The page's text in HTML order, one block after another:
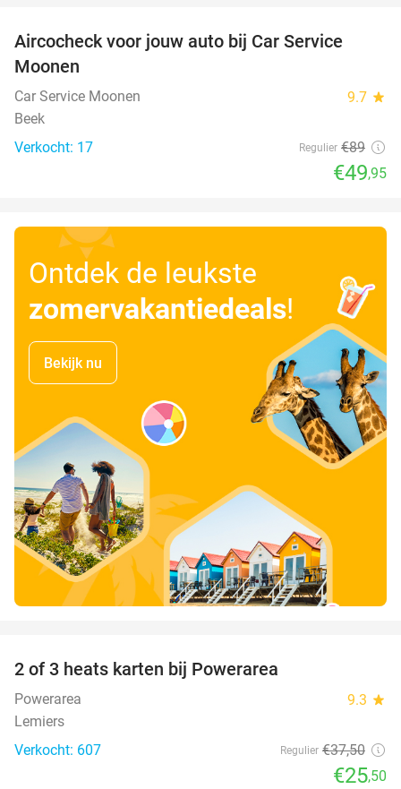
Aircocheck voor jouw auto bij Car Service
Moonen
Car Service Moonen 9.7 star
Beek
Verkocht: 17
Regulier €89
€49,95
Ontdek de leukste
zomervakantiedeals!
Bekijk nu
2 of 3 heats karten bij Powerarea
Powerarea 9.3 star
Lemiers
Verkocht: 607
Regulier €37,50
€25,50